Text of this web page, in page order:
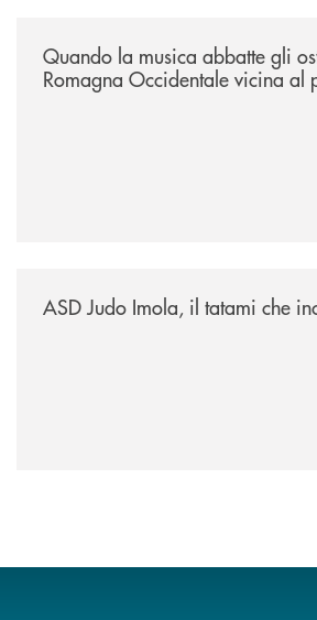
Quando la musica abbatte gli
Romagna Occidentale vicina al
ASD Judo Imola, il tatami che